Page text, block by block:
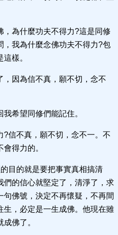
，為什麼功夫不得力?這是同修
，我為什麼念佛功夫不得力?包
樣。
，因為信不真，願不切，念不
希望同修們能記住。
?信不真，願不切，念不一。不
得力的。
目的就是要把事實真相搞清
們的信心就堅定了，清淨了，求
佛號，決定不再懷疑，不再間
生，必定是一生成佛。他現在雖
佛了。